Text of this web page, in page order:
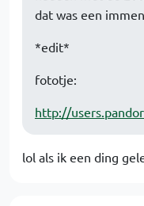
dat was een
*edit*
fototje:
http://
lol als ik een ding